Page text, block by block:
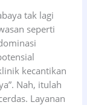
tak lagi
seperti
kecantikan
Nah, itulah
Layanan